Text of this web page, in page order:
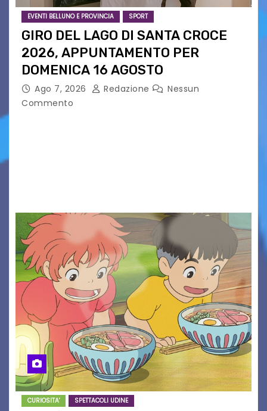
EVENTI BELLUNO E PROVINCIA SPORT
GIRO DEL LAGO DI SANTA CROCE
2026, APPUNTAMENTO PER
DOMENICA 16 AGOSTO
Ago 7, 2026 Redazione
Nessun
Commento
CURIOSITA' SPETTACOLI UDINE